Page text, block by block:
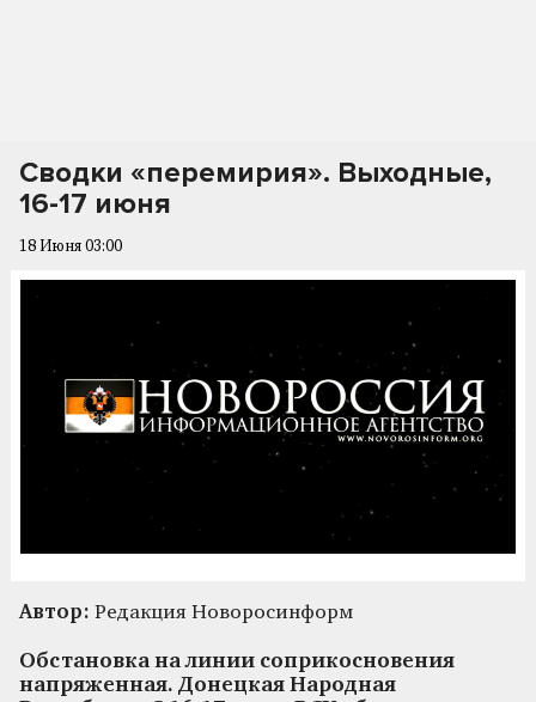
Сводки «перемирия». Выходные,
16-17 июня
18 Июня 03:00
Автор: Редакция Новоросинформ
Обстановка на линии соприкосновения
напряженная. Донецкая Народная